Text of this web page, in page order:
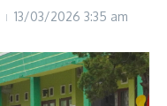
13/03/2026 3:35 am